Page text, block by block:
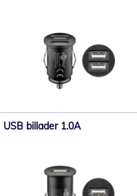
USB billader 1.0A